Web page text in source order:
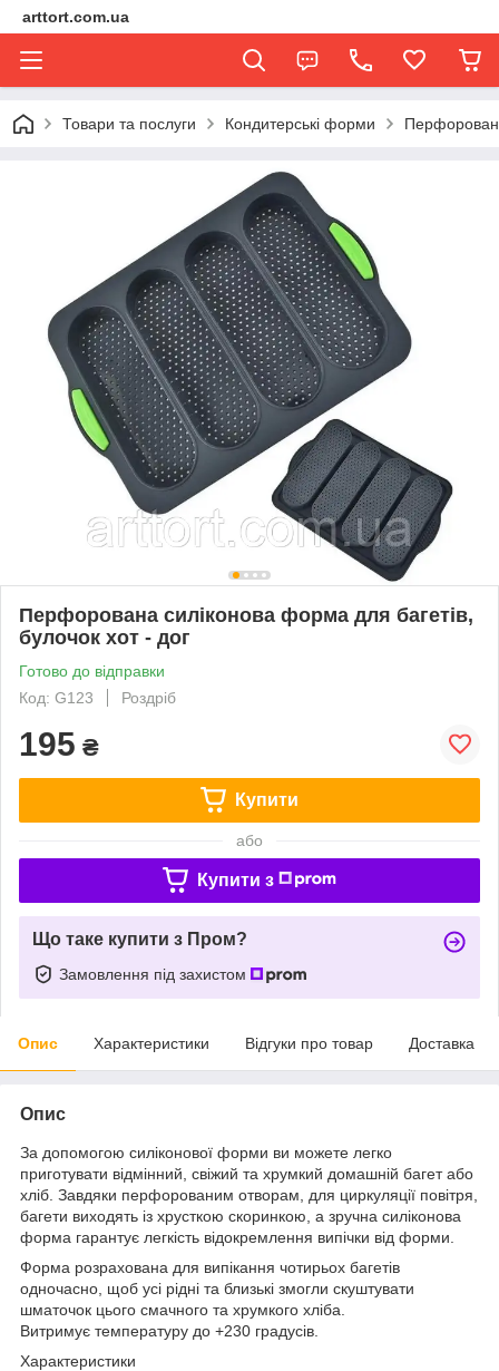
arttort.com.ua
Товари та послуги Кондитерські форми
Перфорована силіконова форма для багетів,
булочок хот - дог
Готово до відправки
Код: G123
Роздріб
195 ₴
Купити
або
Купити з
Що таке купити з Пром?
Замовлення під захистом
Опис Характеристики Відгуки про товар Доставка
Опис
За допомогою силіконової форми ви можете легко
приготувати відмінний, свіжий та хрумкий домашній багет або
хліб. Завдяки перфорованим отворам, для циркуляції повітря,
багети виходять із хрусткою скоринкою, а зручна силіконова
форма гарантує легкість відокремлення випічки від форми.
Форма розрахована для випікання чотирьох багетів
одночасно, щоб усі рідні та близькі змогли скуштувати
шматочок цього смачного та хрумкого хліба.
Витримує температуру до +230 градусів.
Характеристики